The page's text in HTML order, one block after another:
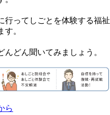
行ってしごとを体験する福祉
。
どん聞いてみましょう。
ら